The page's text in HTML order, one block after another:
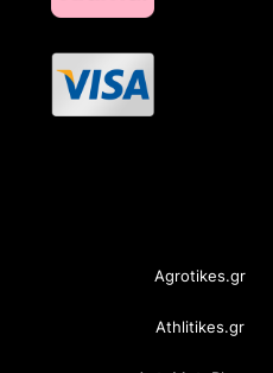
Agrotikes.gr
Athlitikes.gr